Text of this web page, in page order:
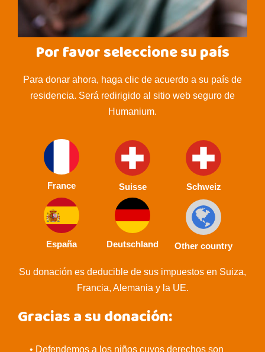
Por favor seleccione su país
Para donar ahora, haga clic de acuerdo a su país de
residencia. Será redirigido al sitio web seguro de
Humanium.
France Suisse Schweiz
España Deutschland Other country
Su donación es deducible de sus impuestos en Suiza,
Francia, Alemania y la UE.
Gracias a su donación:
• Defendemos a los niños cuyos derechos son